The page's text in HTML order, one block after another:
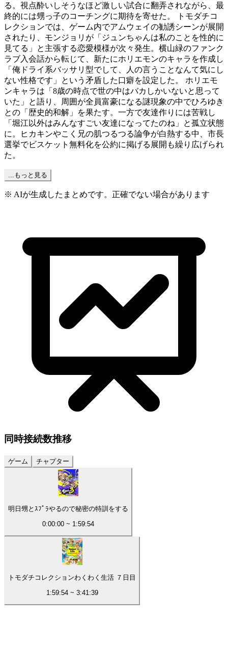
る。視点酔いしそうなほど激しい試合に翻弄されながら、最
終的には甥っ子のコーチングに期待を寄せた。 トモダチコ
レクションでは、ゲーム内でアムウェイの勧誘シーンが展開
されたり、モンジョリが「ジュンちゃんは私のことを性的に
見てる」と主張する恋愛模様が次々発生。横山緑のファンク
ラブ入会話から転じて、新たにホリエモンのキャラを作成し
「俺ドライ系バッサリ型でして、人の言うことなんて気にし
ない性格です」という矛盾した口癖を設定した。 ホリエモ
ンキャラは「8歳の時点で世の中はバカしかいないと思って
いた」と語り、周囲が全員富豪になる謎現象の中でひろゆき
との「歴史的和解」を果たす。一方で友達作りには苦戦し
「堀江以外はみんなすごい友達になってたのね」と孤立状態
に。ヒカキンやこく兄の肌つるつる論争が白熱する中、市長
選挙でビスケット無料化を公約に掲げる展開も繰り広げられ
た。
...もっと見る
※ AIが生成したまとめです。正確でない場合があります
同時接続数推移
ゲーム チャプター
明日甥とｽﾌﾟﾗやるので秘密の特訓をする
0:00:00 ~ 1:59:54
トモダチコレクションわくわく生活 ７日目
1:59:54~ 3:41:39